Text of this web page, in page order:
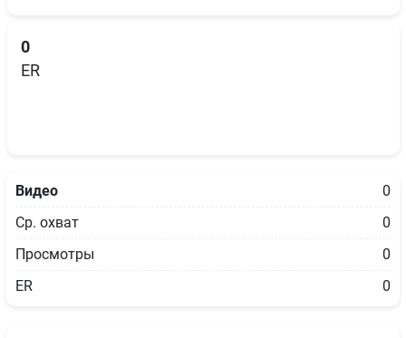
0
ER
Видео
0
Ср. охват
0
Просмотры
0
ER
0